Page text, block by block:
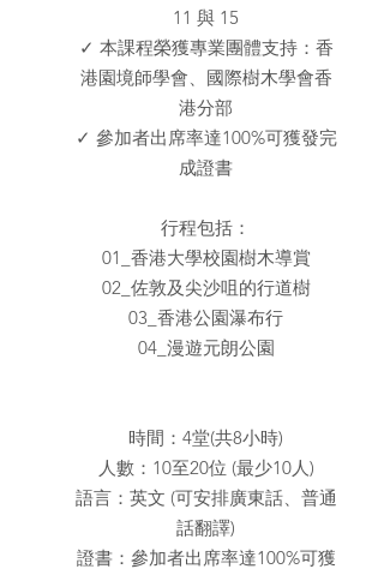
11 與 15
✓ 本課程榮獲專業團體支持：香
港園境師學會、國際樹木學會香
港分部
✓ 參加者出席率達100%可獲發完
成證書
行程包括：
01_香港大學校園樹木導賞
02_佐敦及尖沙咀的行道樹
03_香港公園瀑布行
04_漫遊元朗公園
時間：4堂(共8小時)
人數：10至20位 (最少10人)
語言：英文 (可安排廣東話、普通
話翻譯)
證書：參加者出席率達100%可獲